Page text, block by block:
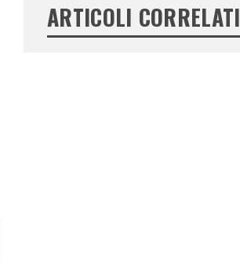
ARTICOLI CORRELATI